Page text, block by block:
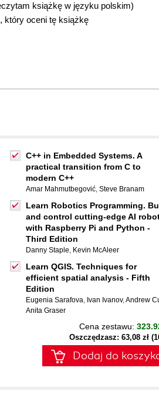
książkę w języku polskim)
który oceni tę książkę
C++ in Embedded Systems. A
practical transition from C to
modern C++
Amar Mahmutbegović, Steve Branam
Learn Robotics Programming.
and control cutting-edge AI
with Raspberry Pi and Python -
Third Edition
Danny Staple, Kevin McAleer
Learn QGIS. Techniques for
efficient spatial analysis - Fifth
Edition
Eugenia Sarafova, Ivan Ivanov,Andrew
Anita Graser
Cena zestawu:
Oszczędzasz: 63,08 zł
Dodaj do